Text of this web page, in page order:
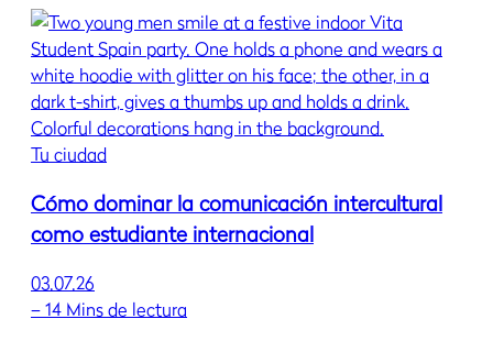
Tu ciudad
Cómo dominar la comunicación intercultural
como estudiante internacional
03.07.26
–14 Mins de lectura